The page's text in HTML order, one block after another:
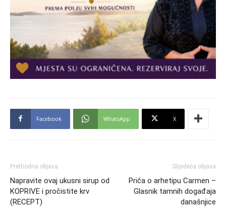
Facebook WhatsApp X
Prethodna objava
Napravite ovaj ukusni sirup od
KOPRIVE i pročistite krv
(RECEPT)
Slijedeća objava
Priča o arhetipu Carmen –
Glasnik tamnih događaja
današnjice